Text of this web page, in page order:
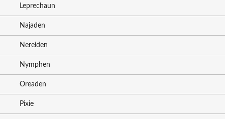
Leprechaun
Najaden
Nereiden
Nymphen
Oreaden
Pixie